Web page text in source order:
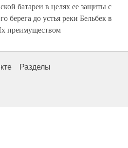
батареи в целях ее защиты с
берега до устья реки Бельбек в
преимуществом
Разделы